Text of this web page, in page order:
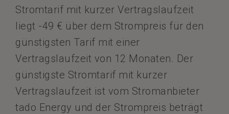
Stromtarif mit kurzer Vertragslaufzeit
liegt -49 € über dem Strompreis für den
günstigsten Tarif mit einer
Vertragslaufzeit von 12 Monaten. Der
günstigste Stromtarif mit kurzer
Vertragslaufzeit ist vom Stromanbieter
tado Energy und der Strompreis beträgt